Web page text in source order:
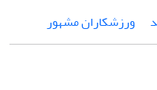
ورزشکاران مشهور